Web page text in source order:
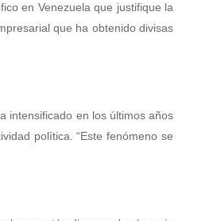
en Venezuela que justifique la
que ha obtenido divisas
intensificado en los últimos años
política. “Este fenómeno se